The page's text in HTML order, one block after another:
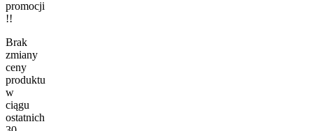
promocji
!!
Brak
zmiany
ceny
produktu
w
ciągu
ostatnich